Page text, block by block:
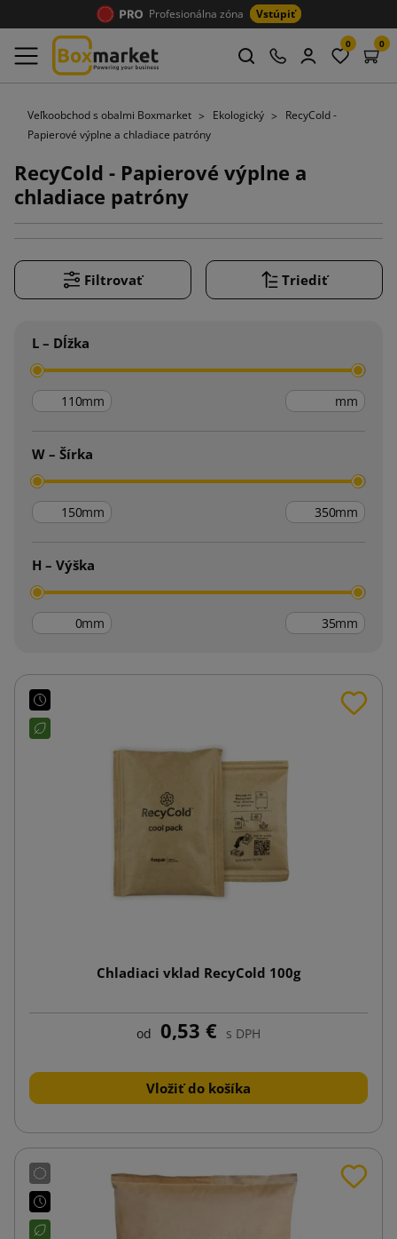
Profesionálna zóna Vstúpiť
0 0
Veľkoobchod s obalmi Boxmarket Ekologický
RecyCold -
Papierové výplne a chladiace patróny
RecyCold - Papierové výplne a
chladiace patróny
Filtrovať Triediť
L – Dĺžka
mm mm
W – Šírka
mm mm
H – Výška
mm mm
Chladiaci vklad RecyCold 100g
od 0,53 € s DPH
Vložiť do košíka